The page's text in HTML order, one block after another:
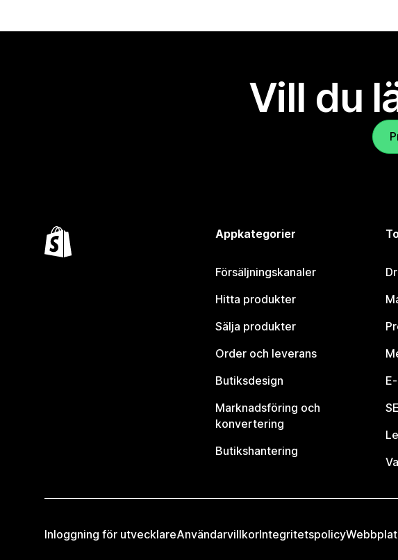
Vill du
Appkategorier
Försäljningskanaler
Hitta produkter
Sälja produkter
Order och leverans
Butiksdesign
Marknadsföring och
konvertering
Butikshantering
Inloggning för utvecklareAnvändarvillkorIntegritetspolicy